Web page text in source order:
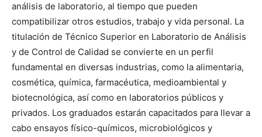
análisis de laboratorio, al tiempo que pueden
compatibilizar otros estudios, trabajo y vida personal. La
titulación de Técnico Superior en Laboratorio de Análisis
y de Control de Calidad se convierte en un perfil
fundamental en diversas industrias, como la alimentaria,
cosmética, química, farmacéutica, medioambiental y
biotecnológica, así como en laboratorios públicos y
privados. Los graduados estarán capacitados para llevar a
cabo ensayos físico-químicos, microbiológicos y